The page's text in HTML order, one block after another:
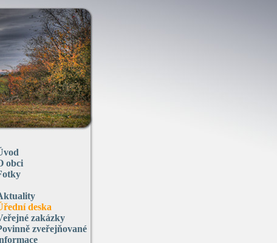
obci
deska
zakázky
zveřejňované